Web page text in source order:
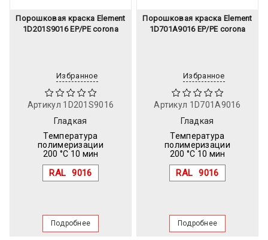
Порошковая краска Element
1D201S9016 EP/PE corona
Избранное
Артикул 1D201S9016
Гладкая
Температура
полимеризации
200 °C 10 мин
RAL 9016
Подробнее
Порошковая краска Element
1D701A9016 EP/PE corona
Избранное
Артикул 1D701A9016
Гладкая
Температура
полимеризации
200 °C 10 мин
RAL 9016
Подробнее